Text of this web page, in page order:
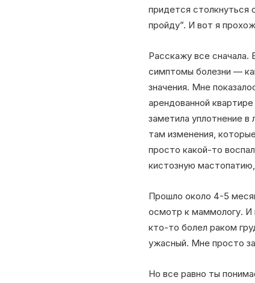
придется столкнуться
пройду”. И вот я
Расскажу все сначала.
симптомы болезни —
значения. Мне
арендованной
заметила уплотнение в
там изменения,
просто какой-то
кистозную
Прошло около 4-5
осмотр к маммологу. И
кто-то болел раком
ужасный. Мне просто
Но все равно ты